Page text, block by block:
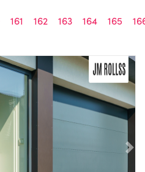
161 162 163 164 165